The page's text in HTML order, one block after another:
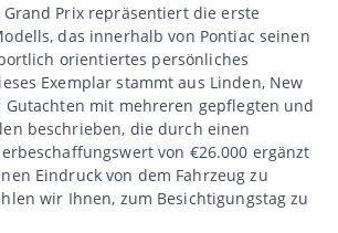
Grand Prix repräsentiert die erste
das innerhalb von Pontiac seinen
orientiertes persönliches
Exemplar stammt aus Linden, New
Gutachten mit mehreren gepflegten und
beschrieben, die durch einen
von €26.000 ergänzt
Eindruck von dem Fahrzeug zu
wir Ihnen, zum Besichtigungstag zu